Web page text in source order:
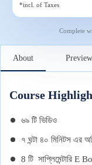
*incl. of Taxes
Complete
About Preview
Course
৬৯ টি ভিডিও
৭ ঘন্টা ৪০ মিনিটস এর
8 টি সাপ্লিমেন্টারি E